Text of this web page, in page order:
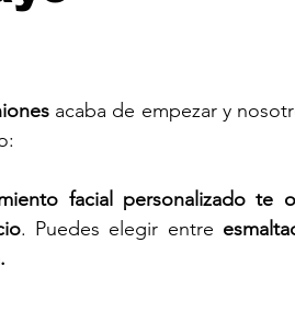
acaba de empezar y
facial personalizado te
. Puedes elegir entre